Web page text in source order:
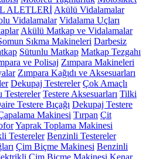
ALETLERİ Akülü Vidalamalar
Vidalamalar Vidalama Uçları
Akülü Matkap ve Vidalamalar
Sıkma Makineleri Darbesiz
Sütunlu Matkap Matkap Tezgahı
ve Polisaj Zımpara Makineleri
Zımpara Kağıdı ve Aksesuarları
Dekupaj Testereler Çok Amaçlı
Testere Aksesuarları Tilki
Testere Bıçağı Dekupaj Testere
Makinesi Tırpan Çit
Yaprak Toplama Makinesi
Testereler Benzinli Testereler
Çim Biçme Makinesi Benzinli
Çim Biçme Makinesi Kenar